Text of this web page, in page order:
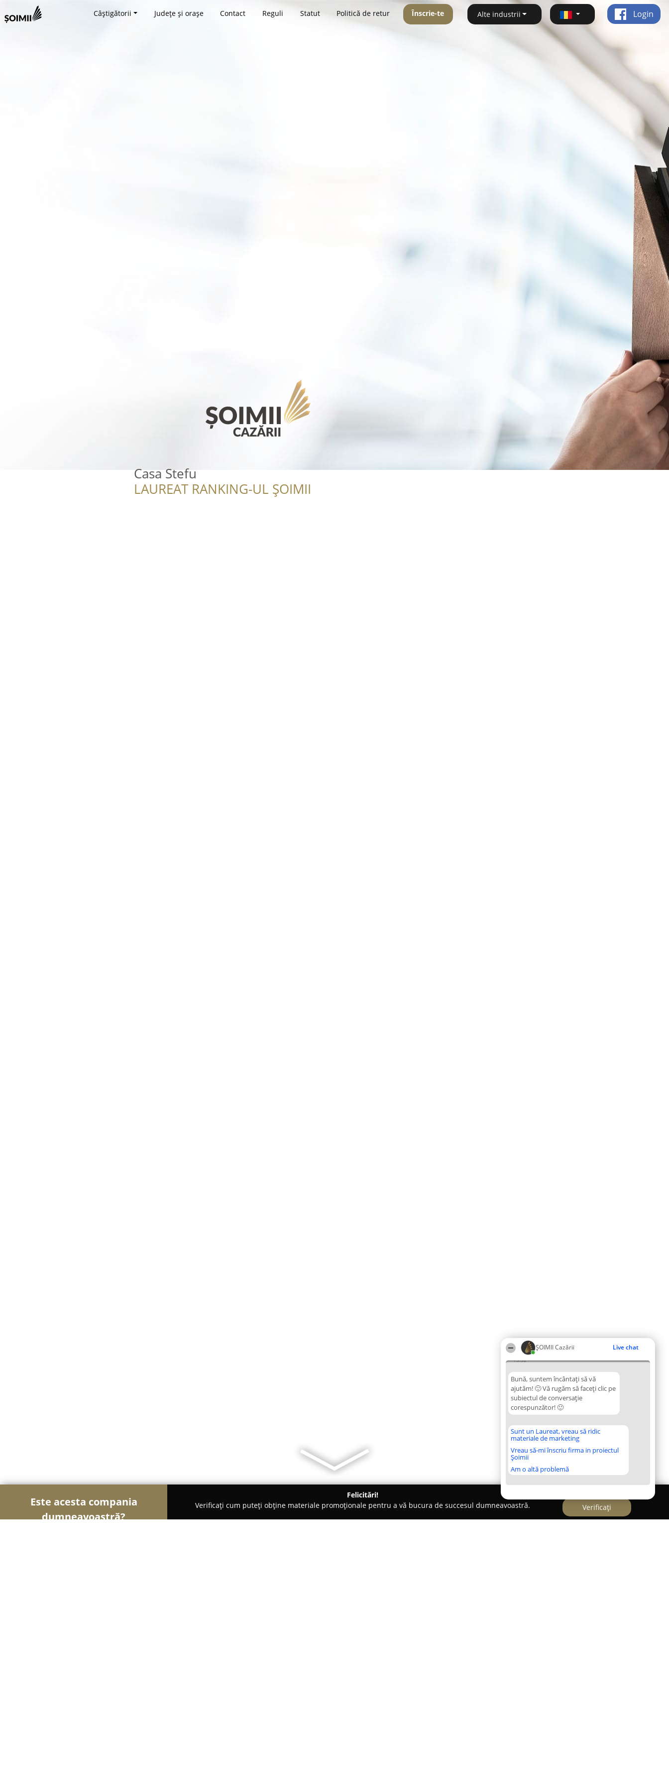
ȘOIMII Cazării Live chat
13:32
Bună, suntem încântați să vă
ajutăm! 🙂 Vă rugăm să faceți clic pe
subiectul de conversație
corespunzător! 🙂
Sunt un Laureat, vreau să ridic
materiale de marketing
Vreau să-mi înscriu firma in proiectul
Șoimii
Am o altă problemă
Câștigătorii Județe și orașe Contact Reguli Statut Politică de retur Înscrie-te Alte industrii Login
Casa Stefu
LAUREAT RANKING-UL ȘOIMII
Este acesta compania
dumneavoastră?
Felicitări!
Verificați cum puteți obține materiale promoționale pentru a vă bucura de succesul dumneavoastră.
Verificați